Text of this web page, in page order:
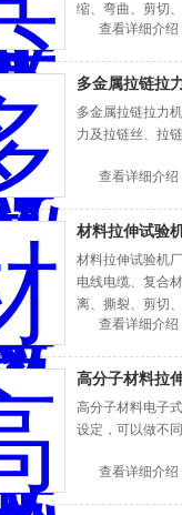
缩、弯曲、剪切
查看详细介绍
多金属拉链拉
多金属拉链拉力
力及拉链丝、拉
查看详细介绍
材料拉伸试验
材料拉伸试验机
电线电缆、复合
离、撕裂、剪切
查看详细介绍
高分子材料拉
高分子材料电子
设定，可以做不
查看详细介绍